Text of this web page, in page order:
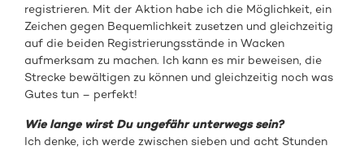
registrieren. Mit der Aktion habe ich die Möglichkeit, ein
Zeichen gegen Bequemlichkeit zusetzen und gleichzeitig
auf die beiden Registrierungsstände in Wacken
aufmerksam zu machen. Ich kann es mir beweisen, die
Strecke bewältigen zu können und gleichzeitig noch was
Gutes tun – perfekt!
Wie lange wirst Du ungefähr unterwegs sein?
Ich denke, ich werde zwischen sieben und acht Stunden